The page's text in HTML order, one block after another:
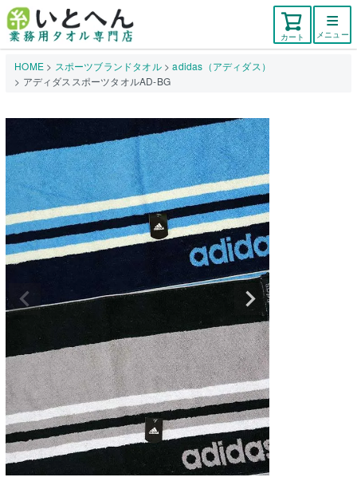
カート メニュー
HOME スポーツブランドタオル
adidas（アディダス）
アディダススポーツタオルAD-BG